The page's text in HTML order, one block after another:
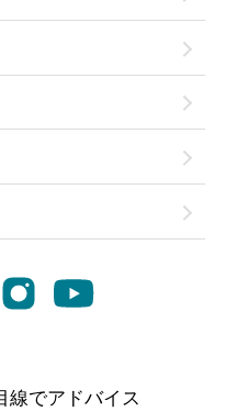
線でアドバイス